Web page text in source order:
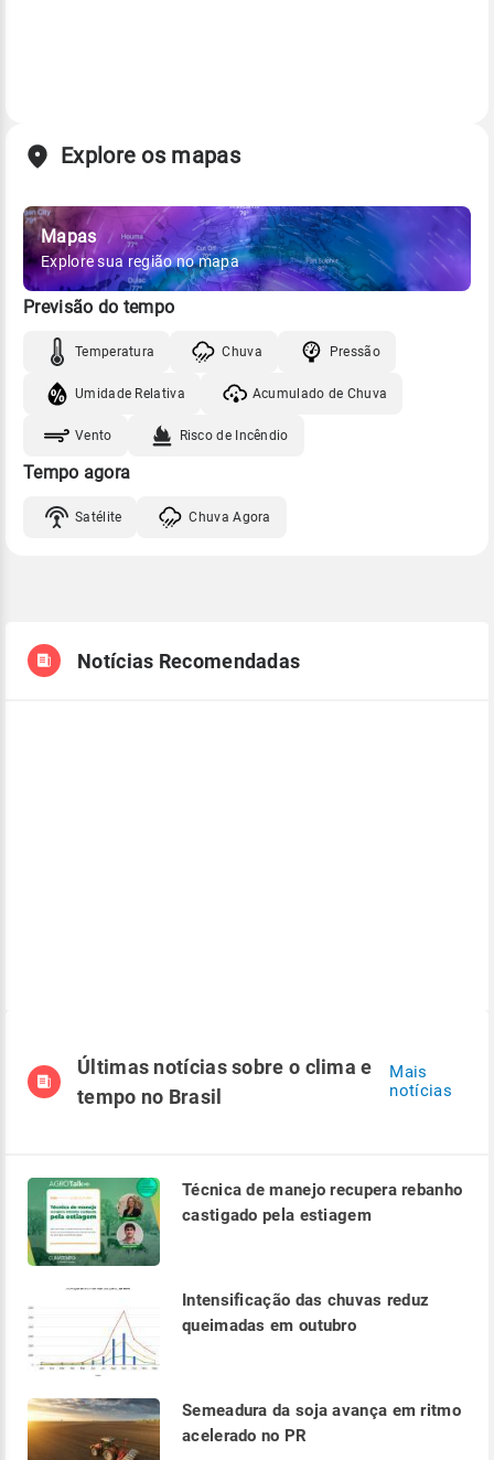
Explore os mapas
Mapas
Explore sua região no mapa
Previsão do tempo
Temperatura Chuva Pressão
Umidade Relativa Acumulado de Chuva
Vento Risco de Incêndio
Tempo agora
Satélite Chuva Agora
Notícias Recomendadas
Últimas notícias sobre o clima e
tempo no Brasil
Mais
notícias
Técnica de manejo recupera rebanho
castigado pela estiagem
Intensificação das chuvas reduz
queimadas em outubro
Semeadura da soja avança em ritmo
acelerado no PR